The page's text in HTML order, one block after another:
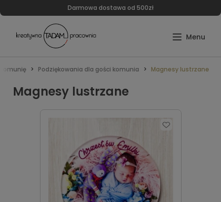
Darmowa dostawa od 500zł
Podziękowania dla gości komunia Magnesy lustrzane
Magnesy lustrzane